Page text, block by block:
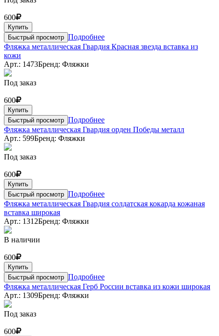
600
Купить
Быстрый просмотр Подробнее
Фляжка металлическая Гвардия Красная звезда вставка из
кожи
Арт.: 1473Бренд: Фляжки
Под заказ
600
Купить
Быстрый просмотр Подробнее
Фляжка металлическая Гвардия орден Победы металл
Арт.: 599Бренд: Фляжки
Под заказ
600
Купить
Быстрый просмотр Подробнее
Фляжка металлическая Гвардия солдатская кокарда кожаная
вставка широкая
Арт.: 1312Бренд: Фляжки
В наличии
600
Купить
Быстрый просмотр Подробнее
Фляжка металлическая Герб России вставка из кожи широкая
Арт.: 1309Бренд: Фляжки
Под заказ
600